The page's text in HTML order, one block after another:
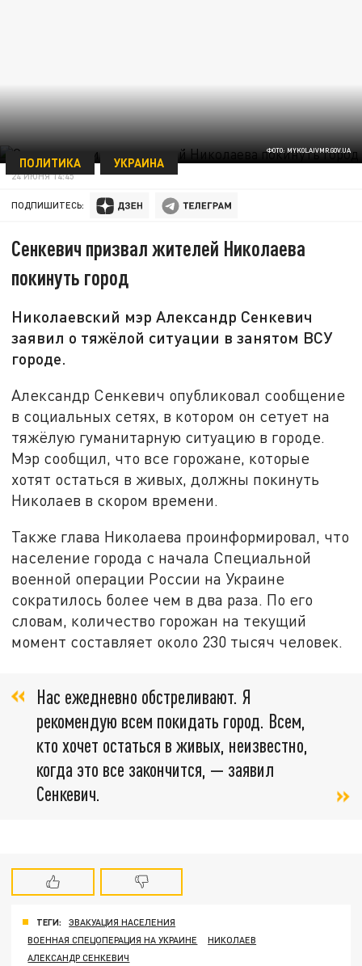
ФОТО: MYKOLAIVMR.GOV.UA
ПОЛИТИКА УКРАИНА
24 ИЮНЯ 14:45
ПОДПИШИТЕСЬ:
Сенкевич призвал жителей Николаева
покинуть город
Николаевский мэр Александр Сенкевич
заявил о тяжёлой ситуации в занятом ВСУ
городе.
Александр Сенкевич опубликовал сообщение
в социальных сетях, в котором он сетует на
тяжёлую гуманитарную ситуацию в городе.
Мэр сообщил, что все горожане, которые
хотят остаться в живых, должны покинуть
Николаев в скором времени.
Также глава Николаева проинформировал, что
население города с начала Специальной
военной операции России на Украине
сократилось более чем в два раза. По его
словам, количество горожан на текущий
момент составляет около 230 тысяч человек.
Нас ежедневно обстреливают. Я
рекомендую всем покидать город. Всем,
кто хочет остаться в живых, неизвестно,
когда это все закончится, — заявил
Сенкевич.
ТЕГИ:
ЭВАКУАЦИЯ НАСЕЛЕНИЯ
ВОЕННАЯ СПЕЦОПЕРАЦИЯ НА УКРАИНЕ
НИКОЛАЕВ
АЛЕКСАНДР СЕНКЕВИЧ